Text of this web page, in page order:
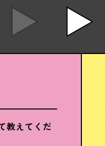
教えてくだ